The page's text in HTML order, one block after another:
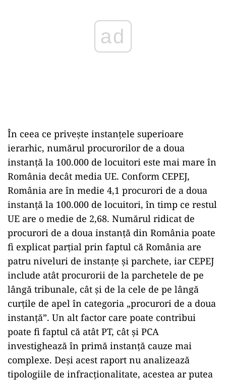
ad
În ceea ce privește instanțele superioare
ierarhic, numărul procurorilor de a doua
instanță la 100.000 de locuitori este mai mare în
România decât media UE. Conform CEPEJ,
România are în medie 4,1 procurori de a doua
instanță la 100.000 de locuitori, în timp ce restul
UE are o medie de 2,68. Numărul ridicat de
procurori de a doua instanță din România poate
fi explicat parțial prin faptul că România are
patru niveluri de instanțe și parchete, iar CEPEJ
include atât procurorii de la parchetele de pe
lângă tribunale, cât și de la cele de pe lângă
curțile de apel în categoria „procurori de a doua
instanță”. Un alt factor care poate contribui
poate fi faptul că atât PT, cât și PCA
investighează în primă instanță cauze mai
complexe. Deși acest raport nu analizează
tipologiile de infracționalitate, acestea ar putea